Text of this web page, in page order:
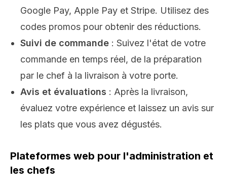
Google Pay, Apple Pay et Stripe. Utilisez des
codes promos pour obtenir des réductions.
Suivi de commande : Suivez l'état de votre
commande en temps réel, de la préparation
par le chef à la livraison à votre porte.
Avis et évaluations : Après la livraison,
évaluez votre expérience et laissez un avis sur
les plats que vous avez dégustés.
Plateformes web pour l'administration et
les chefs